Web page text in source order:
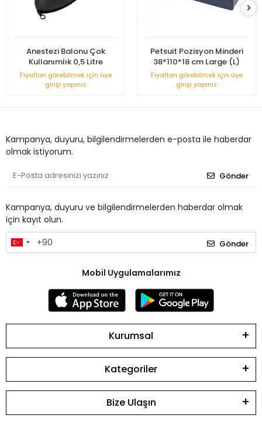
Anestezi Balonu Çok
Kullanımlık 0,5 Litre
Fiyatları görebilmek için üye
girişi yapınız
Petsuit Pozisyon Minderi
38*110*18 cm Large (L)
Fiyatları görebilmek için üye
girişi yapınız
Kampanya, duyuru, bilgilendirmelerden e-posta ile haberdar
olmak istiyorum.
Gönder
Kampanya, duyuru ve bilgilendirmelerden haberdar olmak
için kayıt olun.
Gönder
Mobil Uygulamalarımız
Kurumsal
Kategoriler
Bize Ulaşın